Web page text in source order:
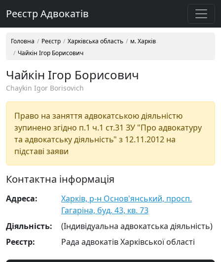
Реєстр Адвокатів
Головна Реєстр Харківська область
м. Харків
Чайкін Ігор Борисович
Чайкін Ігор Борисович
Chaykin Igor Borisovich
Право на заняття адвокатською діяльністю
зупинено згідно п.1 ч.1 ст.31 ЗУ "Про адвокатуру
та адвокатську діяльність" з 12.11.2012 на
підставі заяви
Контактна інформація
Адреса:
Харків, р-н Основ'янський, просп.
Гагаріна, буд. 43, кв. 73
Діяльність:
(Індивідуальна адвокатська діяльність)
Реєстр:
Рада адвокатів Харківської області